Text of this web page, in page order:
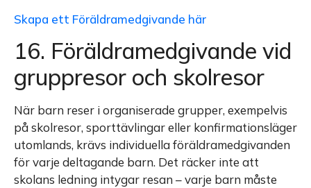
Skapa ett Föräldramedgivande här
16. Föräldramedgivande vid
gruppresor och skolresor
När barn reser i organiserade grupper, exempelvis
på skolresor, sporttävlingar eller konfirmationsläger
utomlands, krävs individuella föräldramedgivanden
för varje deltagande barn. Det räcker inte att
skolans ledning intygar resan – varje barn måste